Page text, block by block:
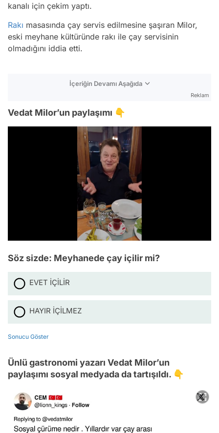
kanalı için çekim yaptı.
Rakı masasında çay servis edilmesine şaşıran Milor,
eski meyhane kültüründe rakı ile çay servisinin
olmadığını iddia etti.
İçeriğin Devamı Aşağıda
Reklam
Vedat Milor’un paylaşımı 👇
Söz sizde: Meyhanede çay içilir mi?
EVET İÇİLİR
HAYIR İÇİLMEZ
Sonucu Göster
Ünlü gastronomi yazarı Vedat Milor’un
paylaşımı sosyal medyada da tartışıldı. 👇